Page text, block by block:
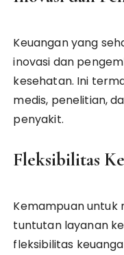
Keuangan yang
inovasi dan
kesehatan. Ini
medis, penelitian,
penyakit.
Fleksibilitas
Kemampuan untuk
tuntutan layanan
fleksibilitas